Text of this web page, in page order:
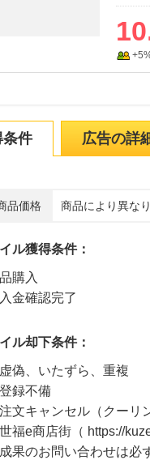
条件 広告の詳
品価格 商品により異な
ル獲得条件：
購入
入金確認完了
ル却下条件：
偽、いたずら、重複
録不備
文キャンセル（クーリ
福e商店街（ https://
果のお問い合わせは必